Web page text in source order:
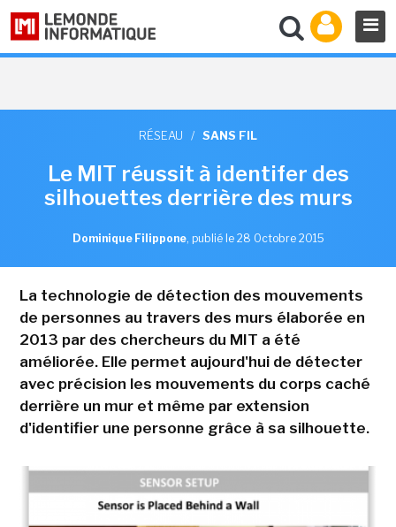
RÉSEAU / SANS FIL
Le MIT réussit à identifer des
silhouettes derrière des murs
Dominique Filippone, publié le 28 Octobre 2015
La technologie de détection des mouvements
de personnes au travers des murs élaborée en
2013 par des chercheurs du MIT a été
améliorée. Elle permet aujourd'hui de détecter
avec précision les mouvements du corps caché
derrière un mur et même par extension
d'identifier une personne grâce à sa silhouette.